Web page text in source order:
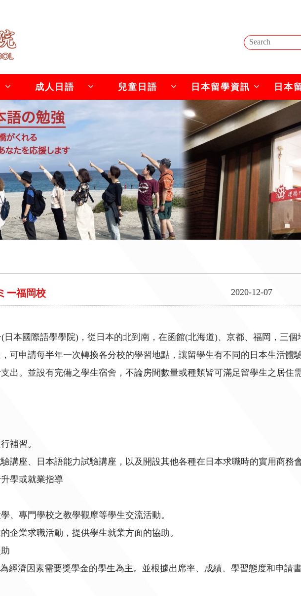
成人日語 兒童日語 日本留學資訊 日本
ー福岡校 2020-12-07
本國際語學學院)，從日本的北到南，在函館(北海道)、京都、福岡，三
可申請每半年一次轉換各分校的學習地點，讓留學生有不同的日本生活體
出。並設有完備之學生宿舍，不論房間數量或種類皆可滿足留學生之居住需
補習。
講座、日本語能力試驗講座，以及開設其他各種在日本求職時的實用商務
學或就業指導
、專門學校之教學觀摩等學生交流活動。
企業求職活動，提供學生就業方面的協助。
經濟因素需要獎學金的學生為主。並根據出席率、成績、學習態度和申請書